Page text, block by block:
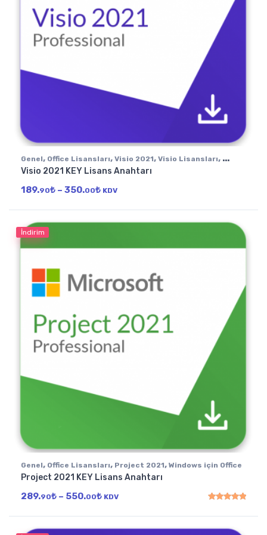
Genel, Office Lisansları, Visio 2021, Visio Lisansları,
Windows için Office
Visio 2021 KEY Lisans Anahtarı
189.90₺ – 350.00₺Fiyat aralığı: 189.90₺ - 350.00₺
KDV
İndirim
Genel, Office Lisansları, Project 2021, Windows için Office
Project 2021 KEY Lisans Anahtarı
289.90₺ – 550.00₺Fiyat aralığı: 289.90₺ - 550.00₺
KDV
5 üzerinden5.00